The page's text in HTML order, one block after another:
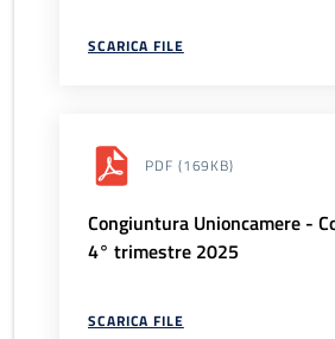
SCARICA FILE
PDF (169KB)
Congiuntura Unioncamere -
4° trimestre 2025
SCARICA FILE